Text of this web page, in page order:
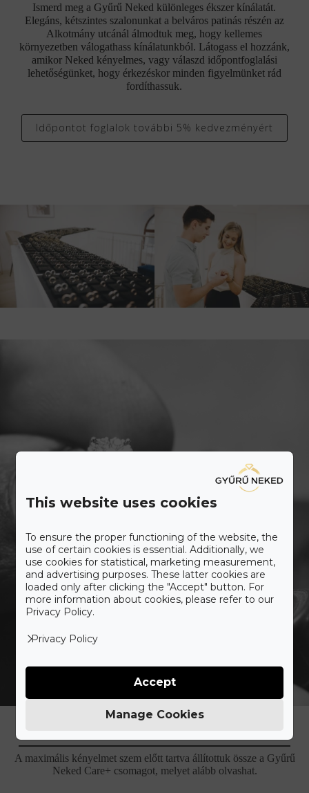
Ismerd meg a Gyűrű Neked különleges ékszer kínálatát.
Elegáns, kétszintes szalonunkat a belváros patinás részén az
Alkotmány utcánál álmodtuk meg, hogy kellemes
környezetben válogathass kínálatunkból. Látogass el hozzánk,
amikor Neked kényelmes, vagy válaszd időpontfoglalási
lehetőségünket, hogy érkezéskor minden figyelmünket rád
fordíthassuk.
Időpontot foglalok további 5% kedvezményért
Ismerd meg a Gyűrű Neked
A maximális kényelmet szem előtt tartva állítottuk össze a Gyűrű
Neked Care+ csomagot, melyet alább olvashat.
This website uses cookies
To ensure the proper functioning of the website, the
use of certain cookies is essential. Additionally, we
use cookies for statistical, marketing measurement,
and advertising purposes. These latter cookies are
loaded only after clicking the "Accept" button. For
more information about cookies, please refer to our
Privacy Policy.
Privacy Policy
Manage Cookies
Accept